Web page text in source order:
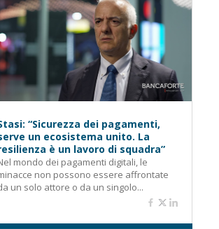
“Sicurezza dei pagamenti,
un ecosistema unito. La
è un lavoro di squadra”
mondo dei pagamenti digitali, le
non possono essere affrontate
un solo attore o da un singolo...